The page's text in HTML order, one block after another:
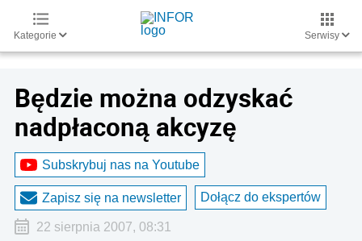
Kategorie Serwisy
Będzie można odzyskać
nadpłaconą akcyzę
Subskrybuj nas na Youtube
Zapisz się na newsletter Dołącz do ekspertów
22 sierpnia 2007, 08:31